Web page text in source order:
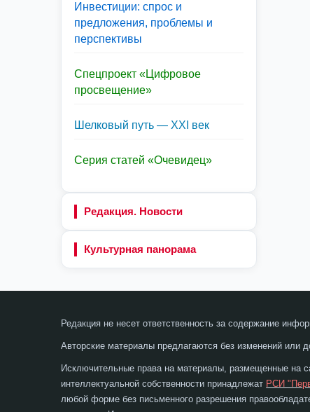
Инвестиции: спрос и
предложения, проблемы и
перспективы
Спецпроект «Цифровое
просвещение»
Шелковый путь — XXI век
Серия статей «Очевидец»
Редакция. Новости
Культурная панорама
Редакция не несет ответственность за содержание
Авторские материалы предлагаются без изменений или
Исключительные права на материалы, размещенные на
интеллектуальной собственности принадлежат РСИ
любой форме без письменного разрешения